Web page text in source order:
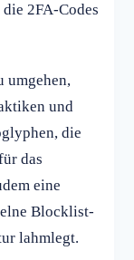
2FA-Codes
umgehen,
und
die
das
eine
Blocklist-
lahmlegt.